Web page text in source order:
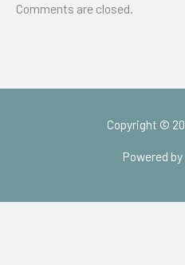
Comments are closed.